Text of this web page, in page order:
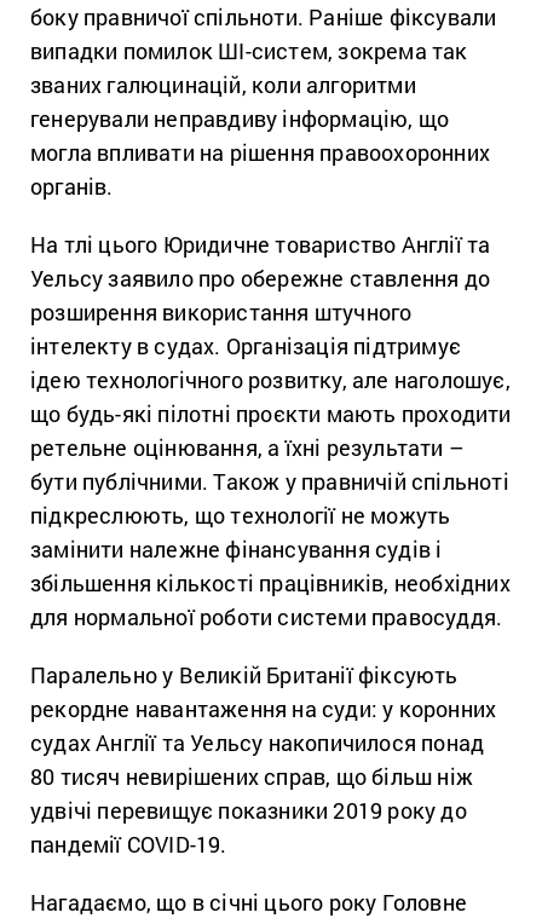
боку правничої спільноти. Раніше фіксували
випадки помилок ШІ-систем, зокрема так
званих галюцинацій, коли алгоритми
генерували неправдиву інформацію, що
могла впливати на рішення правоохоронних
органів.
На тлі цього Юридичне товариство Англії та
Уельсу заявило про обережне ставлення до
розширення використання штучного
інтелекту в судах. Організація підтримує
ідею технологічного розвитку, але наголошує,
що будь-які пілотні проєкти мають проходити
ретельне оцінювання, а їхні результати –
бути публічними. Також у правничій спільноті
підкреслюють, що технології не можуть
замінити належне фінансування судів і
збільшення кількості працівників, необхідних
для нормальної роботи системи правосуддя.
Паралельно у Великій Британії фіксують
рекордне навантаження на суди: у коронних
судах Англії та Уельсу накопичилося понад
80 тисяч невирішених справ, що більш ніж
удвічі перевищує показники 2019 року до
пандемії COVID-19.
Нагадаємо, що в січні цього року Головне